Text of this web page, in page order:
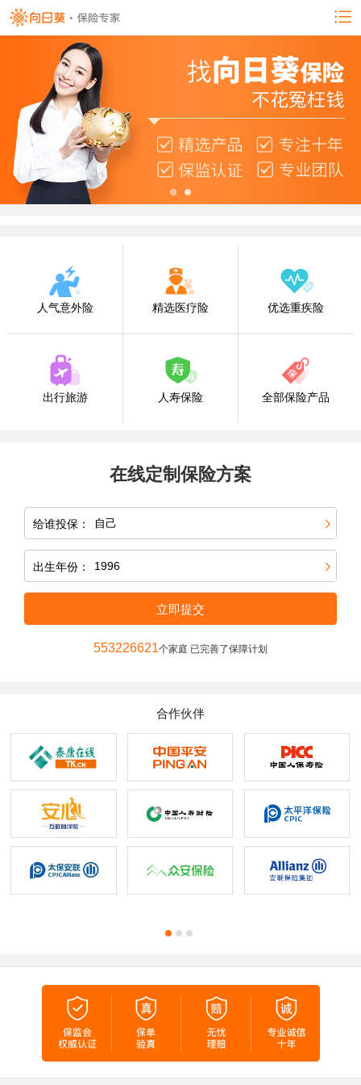
人气意外险 精选医疗险 优选重疾险
出行旅游 人寿保险 全部保险产品
在线定制保险方案
给谁投保：
出生年份：
立即提交
553226621个家庭 已完善了保障计划
合作伙伴